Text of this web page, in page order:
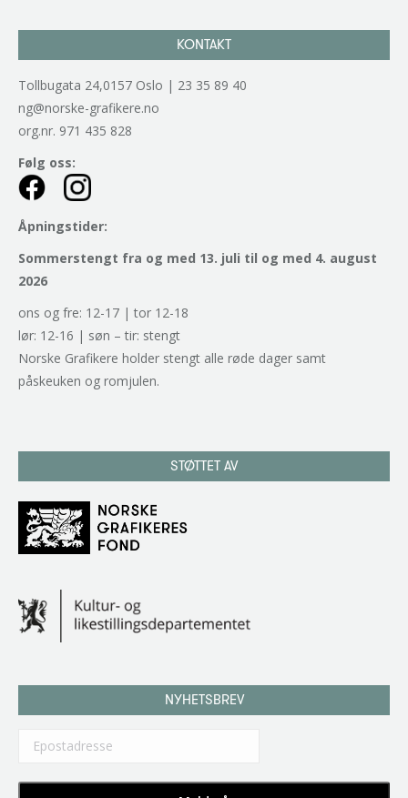
KONTAKT
Tollbugata 24,0157 Oslo | 23 35 89 40
ng@norske-grafikere.no
org.nr. 971 435 828
Følg oss:
Åpningstider:
Sommerstengt fra og med 13. juli til og med 4. august
2026
ons og fre: 12-17 | tor 12-18
lør: 12-16 | søn – tir: stengt
Norske Grafikere holder stengt alle røde dager samt
påskeuken og romjulen.
STØTTET AV
NYHETSBREV